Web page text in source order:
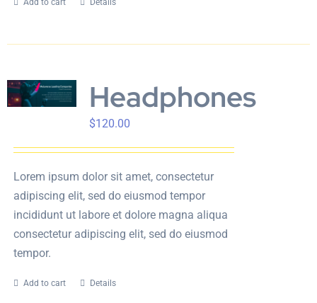
Add to cart Details
Headphones
$120.00
Lorem ipsum dolor sit amet, consectetur
adipiscing elit, sed do eiusmod tempor
incididunt ut labore et dolore magna aliqua
consectetur adipiscing elit, sed do eiusmod
tempor.
Add to cart Details